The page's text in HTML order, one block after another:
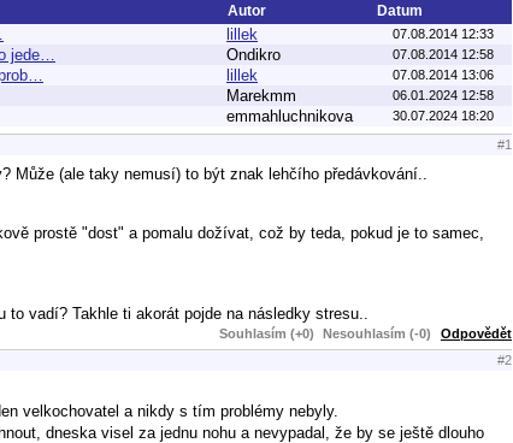
Autor Datum
lillek 07.08.2014 12:33
jede… Ondikro 07.08.2014 12:58
lillek 07.08.2014 13:06
Marekmm 06.01.2024 12:58
emmahluchnikova 30.07.2024 18:20
#1
(ale taky nemusí) to být znak lehčího předávkování..
prostě "dost" a pomalu dožívat, což by teda, pokud je to samec,
vadí? Takhle ti akorát pojde na následky stresu..
Souhlasím (+0) Nesouhlasím (-0) Odpovědět
#2
velkochovatel a nikdy s tím problémy nebyly.
dneska visel za jednu nohu a nevypadal, že by se ještě dlouho